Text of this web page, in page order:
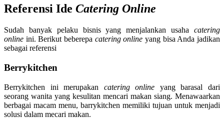
Referensi Ide Catering Online
Sudah banyak pelaku bisnis yang menjalankan usaha catering
online ini. Berikut beberepa catering online yang bisa Anda jadikan
sebagai referensi
Berrykitchen
Berrykitchen ini merupakan catering online yang barasal dari
seorang wanita yang kesulitan mencari makan siang. Menawaarkan
berbagai macam menu, barrykitchen memiliki tujuan untuk menjadi
solusi dalam mecari makan.